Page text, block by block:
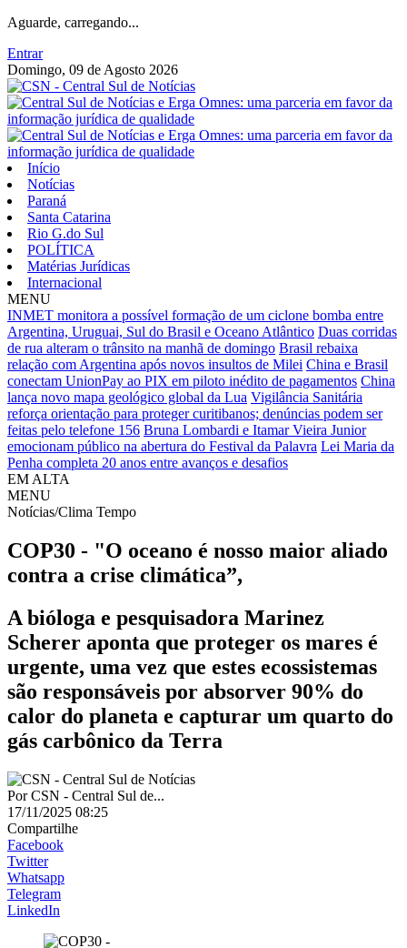
Aguarde, carregando...
Entrar
Domingo, 09 de Agosto 2026
Início
Notícias
Paraná
Santa Catarina
Rio G.do Sul
POLÍTICA
Matérias Jurídicas
Internacional
MENU
INMET monitora a possível formação de um ciclone bomba entre
Argentina, Uruguai, Sul do Brasil e Oceano Atlântico Duas corridas
de rua alteram o trânsito na manhã de domingo Brasil rebaixa
relação com Argentina após novos insultos de Milei China e Brasil
conectam UnionPay ao PIX em piloto inédito de pagamentos China
lança novo mapa geológico global da Lua Vigilância Sanitária
reforça orientação para proteger curitibanos; denúncias podem ser
feitas pelo telefone 156 Bruna Lombardi e Itamar Vieira Junior
emocionam público na abertura do Festival da Palavra Lei Maria da
Penha completa 20 anos entre avanços e desafios
EM ALTA
MENU
Notícias/Clima Tempo
COP30 - "O oceano é nosso maior aliado
contra a crise climática”,
A bióloga e pesquisadora Marinez
Scherer aponta que proteger os mares é
urgente, uma vez que estes ecossistemas
são responsáveis por absorver 90% do
calor do planeta e capturar um quarto do
gás carbônico da Terra
PorCSN - Central Sul de...
17/11/2025 08:25
Compartilhe
Facebook
Twitter
Whatsapp
Telegram
LinkedIn